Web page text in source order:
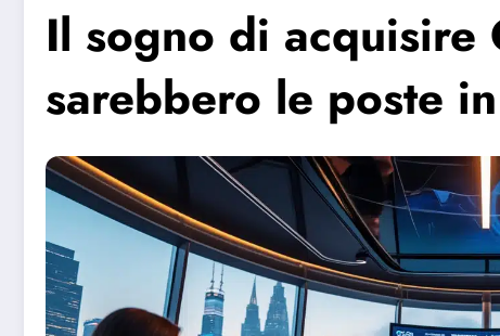
Il sogno di acquisire
sarebbero le poste